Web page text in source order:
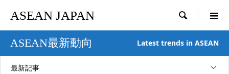
ASEAN JAPAN 
ASEAN最新動向 Latest trends in ASEAN
最新記事